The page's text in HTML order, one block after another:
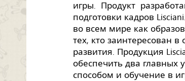
игры. Продукт
подготовки кадров
во всем мире как
тех, кто заинтересован
развития. Продукция
обеспечить два главных
способом и обучение в